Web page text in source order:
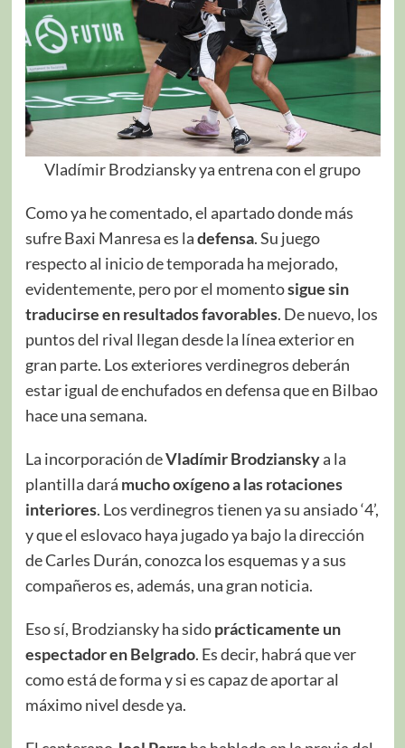
Vladímir Brodziansky ya entrena con el grupo
Como ya he comentado, el apartado donde más
sufre Baxi Manresa es ladefensa. Su juego
respecto al inicio de temporada ha mejorado,
evidentemente, pero por el momentosigue sin
traducirse en resultados favorables. De nuevo, los
puntos del rival llegan desde la línea exterior en
gran parte. Los exteriores verdinegros deberán
estar igual de enchufados en defensa que en Bilbao
hace una semana.
La incorporación deVladímir Brodzianskya la
plantilla dará mucho oxígeno a las rotaciones
interiores. Los verdinegros tienen ya su ansiado ‘4’,
y que el eslovaco haya jugado ya bajo la dirección
de Carles Durán, conozca los esquemas y a sus
compañeros es, además, una gran noticia.
Eso sí, Brodziansky ha sidoprácticamente un
espectador en Belgrado. Es decir, habrá que ver
como está de forma y si es capaz de aportar al
máximo nivel desde ya.